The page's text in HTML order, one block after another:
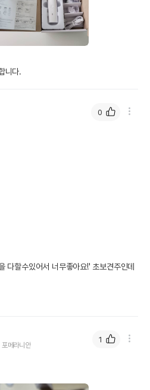
니다.
다할수있어서 너무좋아요!' 초보견주인데
0
포메라니안
1